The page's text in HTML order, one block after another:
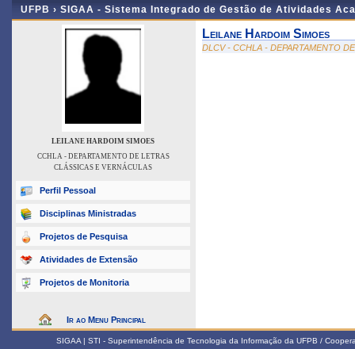
UFPB › SIGAA - Sistema Integrado de Gestão de Atividades
LEILANE HARDOIM SIMOES
CCHLA - DEPARTAMENTO DE LETRAS
CLÁSSICAS E VERNÁCULAS
Perfil Pessoal
Disciplinas Ministradas
Projetos de Pesquisa
Atividades de Extensão
Projetos de Monitoria
Ir ao Menu Principal
Leilane Hardoim Simoes
DLCV - CCHLA - DEPARTAMENTO
SIGAA | STI - Superintendência de Tecnologia da Informação da UFPB /